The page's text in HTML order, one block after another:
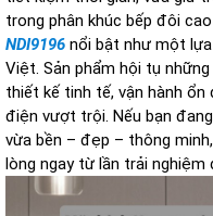
trong phân khúc bếp đôi
NDI9196 nổi bật như một
Việt. Sản phẩm hội tụ
thiết kế tinh tế, vận hành
điện vượt trội. Nếu bạn
vừa bền – đẹp – thông
lòng ngay từ lần trải nghiệm